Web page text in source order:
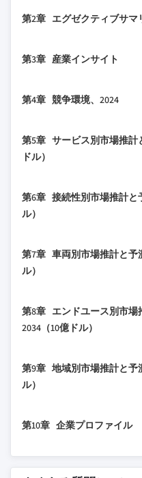
1.1.1 調査アプ
1.2 基本推計と計算
1.2.2 市場推定
1.4 一次調査と検証
1.5 市場の対象範囲
第2章 エグゼクティブサマ
第3章 産業インサイト
3.2 サプライヤーの状
3.2.2 自動車テ
3.3 利益率分析
3.4.1.1
3.4.2.1
第4章 競争環境、2024
4.2 企業の市場シェ
第5章 サービス別市場推計
ドル）
5.2 安全性とセキュ
5.5 車両管理
第6章 接続性別市場推計と
ル）
6.2 エンベデッド
第7章 車両別市場推計と予
ル）
7.2 乗用車
7.2.1 セダン
7.2.3 ハッチバ
7.3.2 MCV
7.4 二輪車および三
第8章 エンドユース別市場
2034（10億ドル）
8.2 OEM
第9章 地域別市場推計と予
ル）
9.2 北米
9.2.2 カナダ
第10章 企業プロファイル
10.1 AT&T